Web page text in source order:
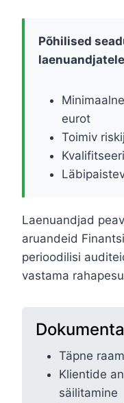
Põhilised
eurot
Toimiv
Laenuandjad
aruandeid
perioodilisi
vastama
Täpne
Klientide
säilitamine